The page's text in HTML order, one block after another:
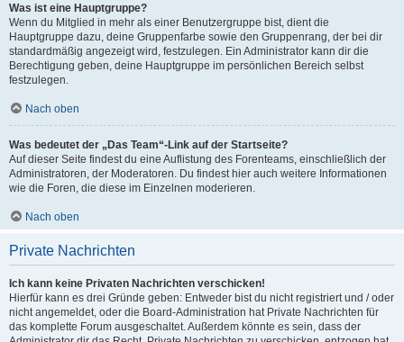
Was ist eine Hauptgruppe?
Wenn du Mitglied in mehr als einer Benutzergruppe bist, dient die
Hauptgruppe dazu, deine Gruppenfarbe sowie den Gruppenrang, der bei dir
standardmäßig angezeigt wird, festzulegen. Ein Administrator kann dir die
Berechtigung geben, deine Hauptgruppe im persönlichen Bereich selbst
festzulegen.
Nach oben
Was bedeutet der „Das Team“-Link auf der Startseite?
Auf dieser Seite findest du eine Auflistung des Forenteams, einschließlich der
Administratoren, der Moderatoren. Du findest hier auch weitere Informationen
wie die Foren, die diese im Einzelnen moderieren.
Nach oben
Private Nachrichten
Ich kann keine Privaten Nachrichten verschicken!
Hierfür kann es drei Gründe geben: Entweder bist du nicht registriert und / oder
nicht angemeldet, oder die Board-Administration hat Private Nachrichten für
das komplette Forum ausgeschaltet. Außerdem könnte es sein, dass der